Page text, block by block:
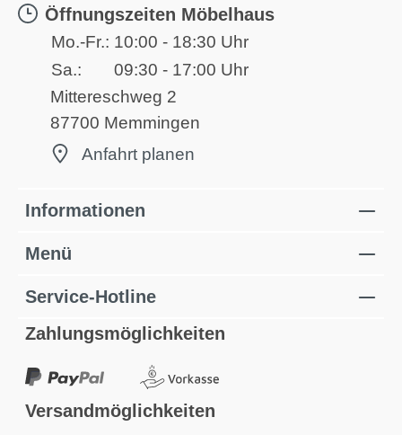
Öffnungszeiten Möbelhaus
Mo.-Fr.: 10:00 - 18:30 Uhr
Sa.:
09:30 - 17:00 Uhr
Mittereschweg 2
87700 Memmingen
Anfahrt planen
Informationen
Menü
Service-Hotline
Zahlungsmöglichkeiten
Versandmöglichkeiten